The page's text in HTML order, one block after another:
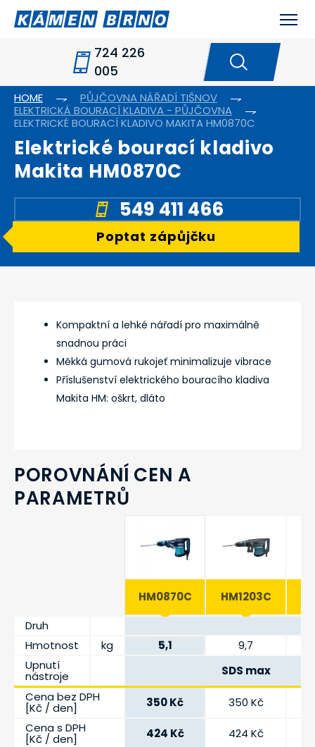
724 226
005
HOME
PŮJČOVNA NÁŘADÍ TIŠNOV
ELEKTRICKÁ BOURACÍ KLADIVA - PŮJČOVNA
ELEKTRICKÉ BOURACÍ KLADIVO MAKITA HM0870C
Elektrické bourací kladivo
Makita HM0870C
549 411 466
Poptat zápůjčku
Kompaktní a lehké nářadí pro maximálně
snadnou práci
Měkká gumová rukojeť minimalizuje vibrace
Příslušenství elektrického bouracího kladiva
Makita HM: oškrt, dláto
POROVNÁNÍ CEN A
PARAMETRŮ
HM0870C HM1203C
Druh
Hmotnost
kg 5,1
9,7
Upnutí
nástroje SDS max
Cena bez DPH
[Kč / den] 350 Kč 350 Kč
Cena s DPH
[Kč / den] 424 Kč 424 Kč